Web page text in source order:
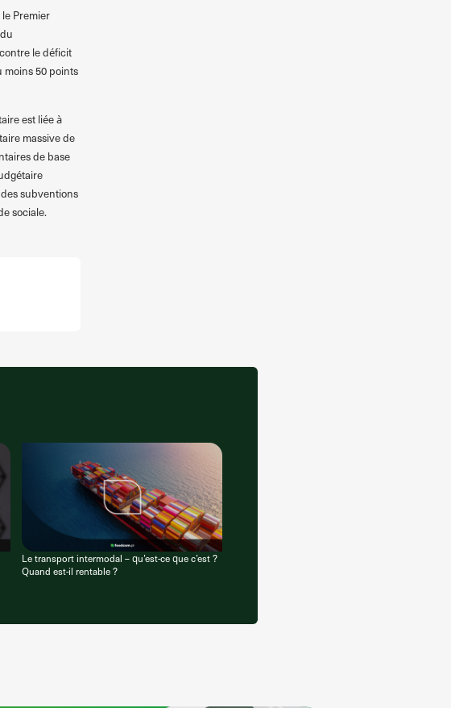
Premier
le déficit
moins 50 points
est liée à
massive de
de base
subventions
sociale.
Le transport intermodal – qu’est-ce que c’est ?
Quand est-il rentable ?